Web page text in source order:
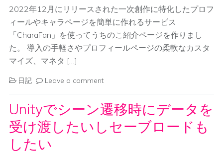
2022年12月にリリースされた一次創作に特化したプロフ
ィールやキャラページを簡単に作れるサービス
「CharaFan」を使ってうちのこ紹介ページを作りまし
た。 導入の手軽さやプロフィールページの柔軟なカスタ
マイズ、マネタ […]
日記 Leave a comment
Unityでシーン遷移時にデータを
受け渡したいしセーブロードも
したい